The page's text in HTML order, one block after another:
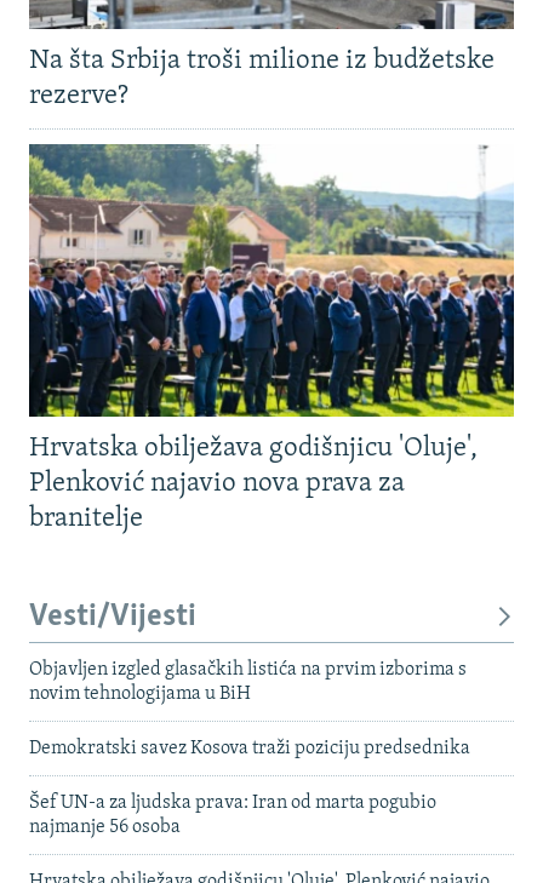
Na šta Srbija troši milione iz budžetske
rezerve?
Hrvatska obilježava godišnjicu 'Oluje',
Plenković najavio nova prava za
branitelje
Vesti/Vijesti
Objavljen izgled glasačkih listića na prvim izborima s
novim tehnologijama u BiH
Demokratski savez Kosova traži poziciju predsednika
Šef UN-a za ljudska prava: Iran od marta pogubio
najmanje 56 osoba